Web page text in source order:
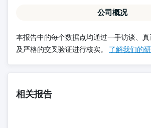
公司概况
本报告中的每个数据点均通过一手访谈、
及严格的交叉验证进行核实。 了解我们的
相关报告